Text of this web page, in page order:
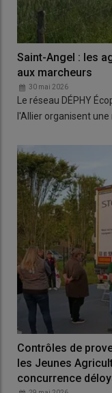
Saint-Angel : les
aux marcheurs
30 mai 2026
Le réseau DÉPHY
l'Allier organisent
Contrôles de
les Jeunes
concurrence